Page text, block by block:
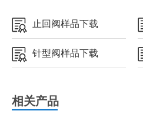
止回阀样品下载
针型阀样品下载
相关产品